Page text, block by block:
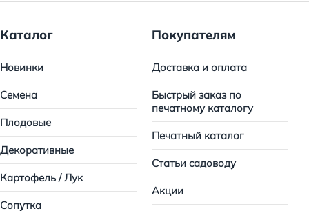
Каталог
Новинки
Семена
Плодовые
Декоративные
Картофель / Лук
Сопутка
Покупателям
Доставка и оплата
Быстрый заказ по
печатному каталогу
Печатный каталог
Статьи садоводу
Акции